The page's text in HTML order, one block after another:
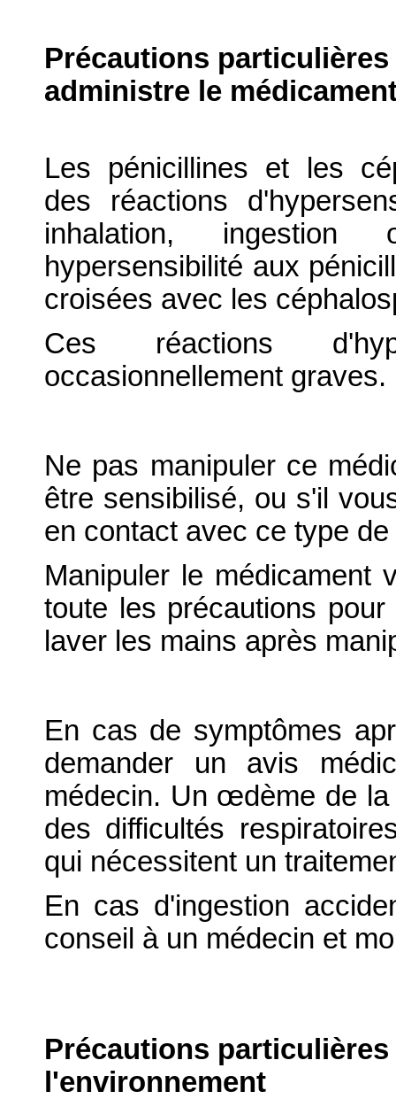
Précautions
administre le
Les pénicillines et les
des réactions
inhalation,
hypersensibilité aux
croisées avec les
Ces réactions
occasionnellement graves.
Ne pas manipuler ce
être sensibilisé, ou s'il
en contact avec ce type
Manipuler le médicament
toute les précautions
laver les mains après
En cas de symptômes
demander un avis
médecin. Un œdème de
des difficultés
qui nécessitent un
En cas d'ingestion
conseil à un médecin et
Précautions
l'environnement